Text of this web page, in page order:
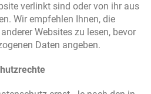
verlinkt sind oder von ihr aus
Wir empfehlen Ihnen, die
Websites zu lesen, bevor
Daten angeben.